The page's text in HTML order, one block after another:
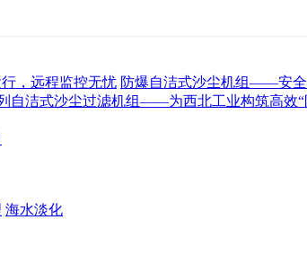
，远程监控无忧 防爆自洁式沙尘机组——安
自洁式沙尘过滤机组——为西北工业构筑高效“
海水淡化